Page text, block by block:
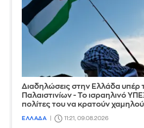
Διαδηλώσεις στην Ελλάδα υπέρ
Παλαιστινίων - Το ισραηλινό
πολίτες του να κρατούν
ΕΛΛΑΔΑ 11:21, 09.08.2026